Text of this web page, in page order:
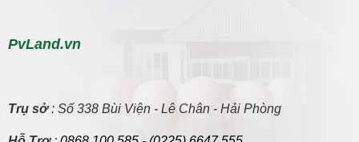
PvLand.vn
Trụ sở: Số 338 Bùi Viện - Lê Chân - Hải Phòng